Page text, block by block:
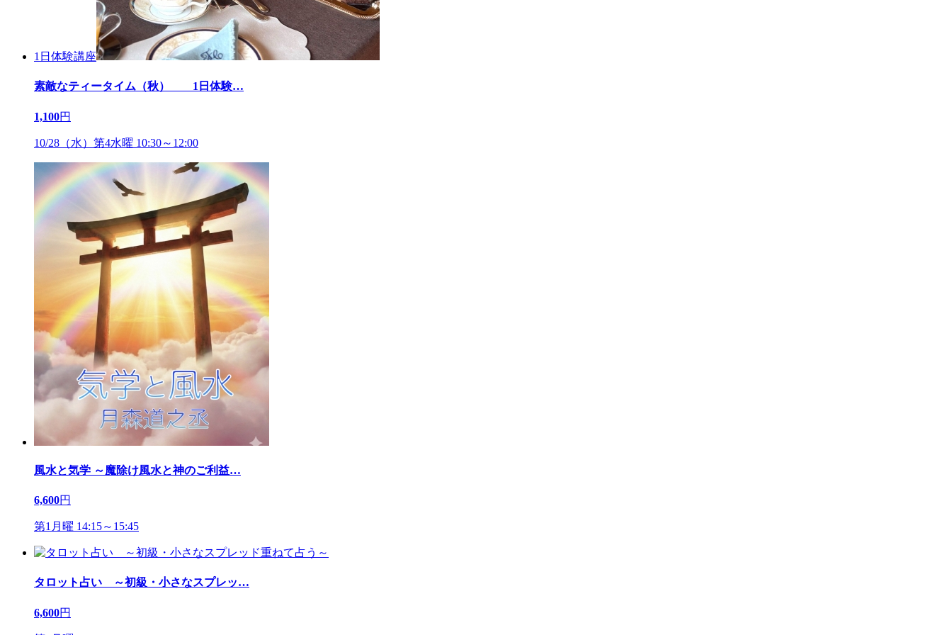
1日体験講座
素敵なティータイム（秋） 1日体験…
1,100円
10/28（水）第4水曜 10:30～12:00
風水と気学 ～魔除け風水と神のご利益…
6,600円
第1月曜 14:15～15:45
タロット占い ～初級・小さなスプレッ…
6,600円